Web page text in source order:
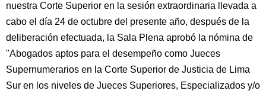
nuestra Corte Superior en la sesión extraordinaria llevada a
cabo el día 24 de octubre del presente año, después de la
deliberación efectuada, la Sala Plena aprobó la nómina de
"Abogados aptos para el desempeño como Jueces
Supernumerarios en la Corte Superior de Justicia de Lima
Sur en los niveles de Jueces Superiores, Especializados y/o